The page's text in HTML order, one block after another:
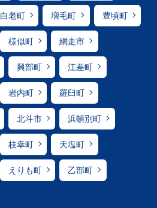
白老町 増毛町 豊頃町
様似町 網走市
興部町 江差町
岩内町 羅臼町
北斗市 浜頓別町
枝幸町 天塩町
えりも町 乙部町